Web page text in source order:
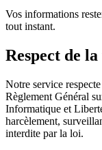
Vos informations
tout instant.
Respect de
Notre service
Règlement Général
Informatique et
harcèlement,
interdite par la loi.